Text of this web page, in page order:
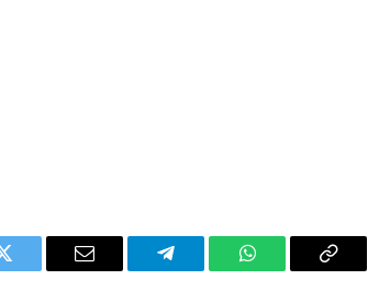
Twitter Email Telegram WhatsAppCopy